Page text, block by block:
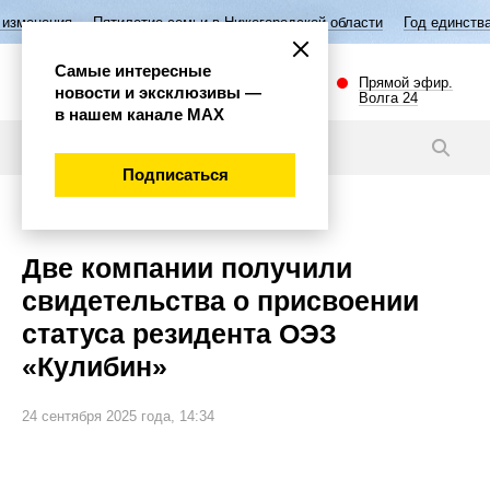
семьи в Нижегородской области Год единства народов России
Прямой эфир.
Волга 24
Две компании получили
свидетельства о присвоении
статуса резидента ОЭЗ
«Кулибин»
24 сентября 2025 года, 14:34
Самые интересные
новости и эксклюзивы —
в нашем канале МАХ
Подписаться